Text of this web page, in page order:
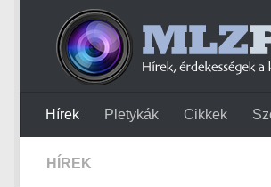
Hírek Pletykák Cikkek
HÍREK